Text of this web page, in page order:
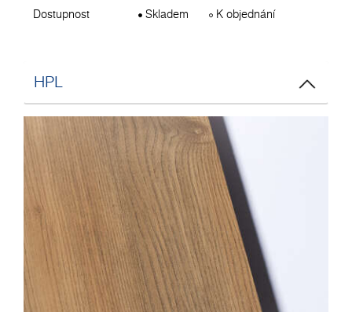
Dostupnost Skladem K objednání
HPL